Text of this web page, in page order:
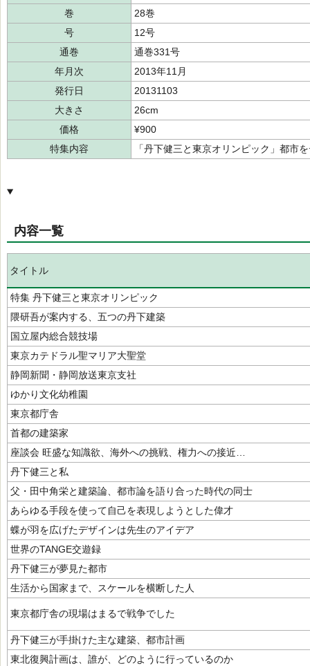
巻
28巻
号
12号
通巻
通巻331号
年月次
2013年11月
発行日
20131103
大きさ
26cm
価格
¥900
特集内容
「丹下健三と東京オリンピック」都市
内容一覧
タイトル
特集 丹下健三と東京オリンピック
隈研吾が案内する、五つの丹下建築
国立屋内総合競技場
東京カテドラル聖マリア大聖堂
静岡新聞・静岡放送東京支社
ゆかり文化幼稚園
東京都庁舎
首都の建築家
座談会 旺盛な知識欲、海外への挑戦、権力への接近…
丹下健三と私
父・田中角栄と建築論、都市論を語り合った時代の同士
あらゆる手段を使って自己を表現しようとした偉才
蝶が羽を広げたデザインは先生のアイデア
世界のTANGE交遊録
丹下健三が夢見た都市
生活から国家まで、スケールを横断した人
東京都庁舎の現場はまるで戦争でした
丹下健三が手掛けた主な建築、都市計画
東北復興計画は、誰が、どのように行っているのか